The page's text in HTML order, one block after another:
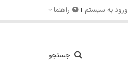
ورود به سیستم راهنما
جستجو